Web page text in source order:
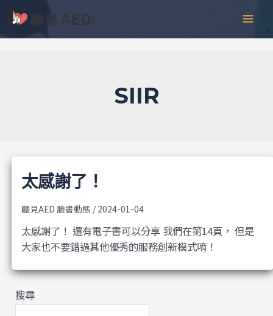
主
SIIR
太感謝了！
聽見AED 臉書動態 / 2024-01-04
太感謝了！ 還有電子書可以分享 我們在第14頁， 但是
大家也不要錯過其他優秀的服務創新模式唷！
搜尋
彙
整